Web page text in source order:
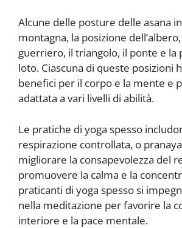
Alcune delle posture delle asana
montagna, la posizione
guerriero, il triangolo, il ponte e la
loto. Ciascuna di queste posizioni
benefici per il corpo e la mente e
adattata a vari livelli di abilità.
Le pratiche di yoga spesso
respirazione controllata, o
migliorare la consapevolezza del
promuovere la calma e la
praticanti di yoga spesso si
nella meditazione per favorire la
interiore e la pace mentale.